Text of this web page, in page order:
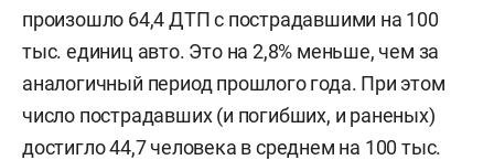
произошло 64,4 ДТП с пострадавшими на 100
тыс. единиц авто. Это на 2,8% меньше, чем за
аналогичный период прошлого года. При этом
число пострадавших (и погибших, и раненых)
достигло 44,7 человека в среднем на 100 тыс.